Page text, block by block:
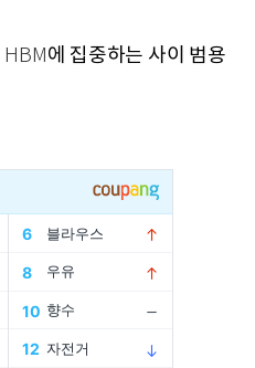
HBM에 집중하는 사이 범용